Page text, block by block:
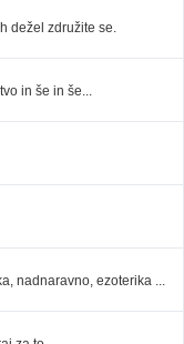
dežel združite se.
in še in še...
nadnaravno, ezoterika ...